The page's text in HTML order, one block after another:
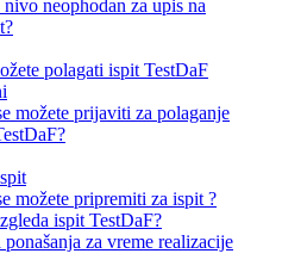
neophodan za upis na
polagati ispit TestDaF
možete prijaviti za polaganje
možete pripremiti za ispit ?
ispit TestDaF?
ponašanja za vreme realizacije